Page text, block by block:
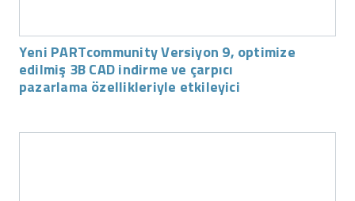
Yeni PARTcommunity Versiyon 9, optimize
edilmiş 3B CAD indirme ve çarpıcı
pazarlama özellikleriyle etkileyici